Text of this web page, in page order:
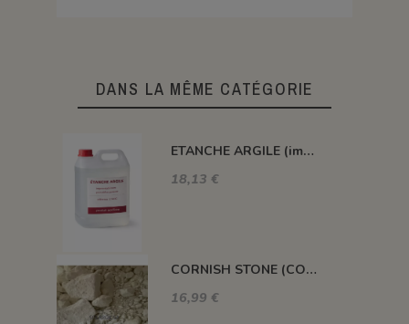
DANS LA MÊME CATÉGORIE
ETANCHE ARGILE (impermeabilisant pour pièce poreuse)
18,13 €
CORNISH STONE (CORNWALL STONE)
16,99 €